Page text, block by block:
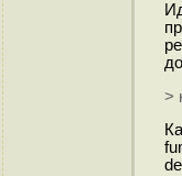
>